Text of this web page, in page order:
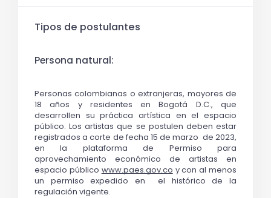
Tipos de postulantes
Persona natural:
Personas colombianas o extranjeras, mayores de
18 años y residentes en Bogotá D.C., que
desarrollen su práctica artística en el espacio
público. Los artistas que se postulen deben estar
registrados a corte de fecha 15 de marzo  de 2023,
en la plataforma de Permiso para
aprovechamiento económico de artistas en
espacio público www.paes.gov.co y con al menos
un permiso expedido en  el histórico de la
regulación vigente.